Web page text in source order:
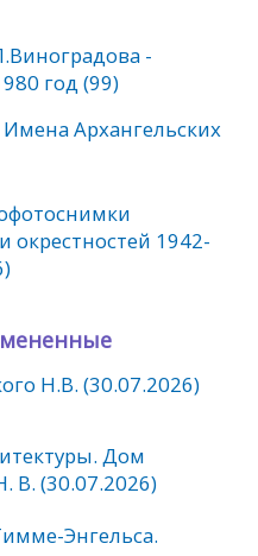
-
год (99)
Архангельских
окрестностей 1942-
Н.В. (30.07.2026)
Дом
В. (30.07.2026)
Энгельса.